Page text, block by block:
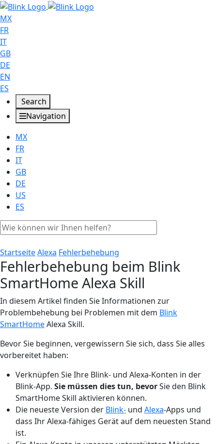
MX
FR
IT
GB
DE
EN
ES
Search
Navigation
MX
FR
IT
GB
DE
US
ES
StartseiteAlexa Fehlerbehebung
Fehlerbehebung beim Blink
SmartHome Alexa Skill
In diesem Artikel finden Sie Informationen zur
Problembehebung bei Problemen mit dem Blink
SmartHomeAlexa Skill.
Bevor Sie beginnen, vergewissern Sie sich, dass Sie alles
vorbereitet haben:
Verknüpfen Sie Ihre Blink- und Alexa-Konten in der
Blink-App. Sie müssen dies tun, bevorSie den Blink
SmartHome Skill aktivieren können.
Die neueste Version der Blink- und Alexa-Apps und
dass Ihr Alexa-fähiges Gerät auf dem neuesten Stand
ist.